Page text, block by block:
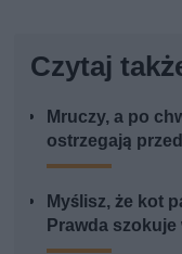
Czytaj
Mruczy, a po
ostrzegają
Myślisz, że kot
Prawda szokuje